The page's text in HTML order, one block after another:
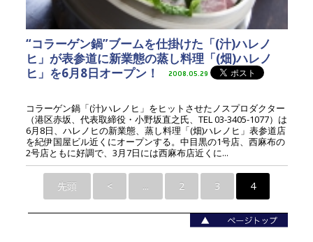
“コラーゲン鍋”ブームを仕掛けた「(汁)ハレノ
ヒ」が表参道に新業態の蒸し料理「(畑)ハレノ
ヒ」を6月8日オープン！
2008.05.29
コラーゲン鍋「(汁)ハレノヒ」をヒットさせたノスプロダクター
（港区赤坂、代表取締役・小野坂直之氏、TEL 03-3405-1077）は
6月8日、ハレノヒの新業態、蒸し料理「(畑)ハレノヒ」表参道店
を紀伊国屋ビル近くにオープンする。中目黒の1号店、西麻布の
2号店ともに好調で、3月7日には西麻布店近くに...
先頭 < ... 2 3 4